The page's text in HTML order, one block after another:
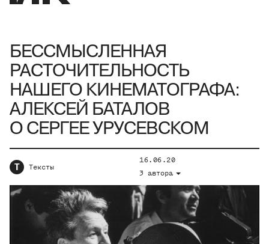
БЕССМЫСЛЕННАЯ
РАСТОЧИТЕЛЬНОСТЬ
НАШЕГО КИНЕМАТОГРАФА:
АЛЕКСЕЙ БАТАЛОВ
О СЕРГЕЕ УРУСЕВСКОМ
Т Тексты
16.06.20
3 автора